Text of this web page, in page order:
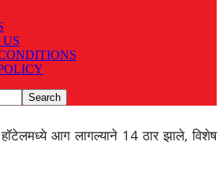
आग लागल्याने 14 ठार झाले, विशेष